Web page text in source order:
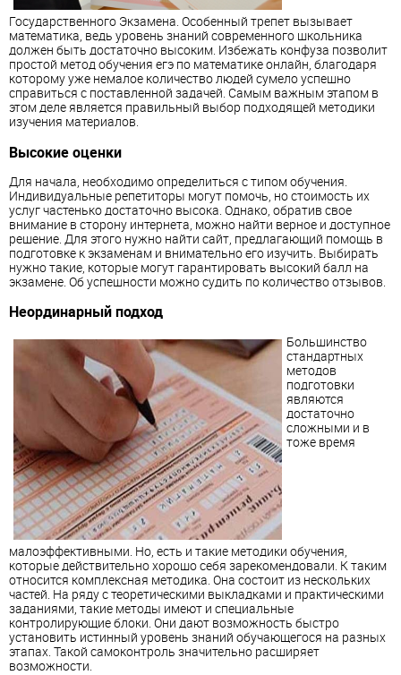
Государственного Экзамена. Особенный трепет вызывает
математика, ведь уровень знаний современного школьника
должен быть достаточно высоким. Избежать конфуза позволит
простой метод обучения егэ по математике онлайн, благодаря
которому уже немалое количество людей сумело успешно
справиться с поставленной задачей. Самым важным этапом в
этом деле является правильный выбор подходящей методики
изучения материалов.
Высокие оценки
Для начала, необходимо определиться с типом обучения.
Индивидуальные репетиторы могут помочь, но стоимость их
услуг частенько достаточно высока. Однако, обратив свое
внимание в сторону интернета, можно найти верное и доступное
решение. Для этого нужно найти сайт, предлагающий помощь в
подготовке к экзаменам и внимательно его изучить. Выбирать
нужно такие, которые могут гарантировать высокий балл на
экзамене. Об успешности можно судить по количество отзывов.
Неординарный подход
Большинство
стандартных
методов
подготовки
являются
достаточно
сложными и в
тоже время
малоэффективными. Но, есть и такие методики обучения,
которые действительно хорошо себя зарекомендовали. К таким
относится комплексная методика. Она состоит из нескольких
частей. На ряду с теоретическими выкладками и практическими
заданиями, такие методы имеют и специальные
контролирующие блоки. Они дают возможность быстро
установить истинный уровень знаний обучающегося на разных
этапах. Такой самоконтроль значительно расширяет
возможности.